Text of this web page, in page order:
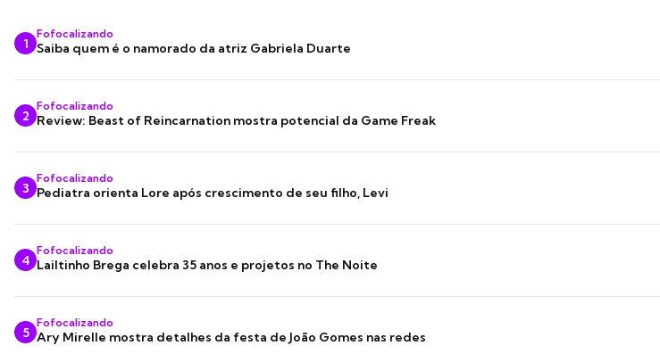
1
Fofocalizando
Saiba quem é o namorado da atriz Gabriela Duarte
2
Fofocalizando
Review: Beast of Reincarnation mostra potencial da Game Freak
3
Fofocalizando
Pediatra orienta Lore após crescimento de seu filho, Levi
4
Fofocalizando
Lailtinho Brega celebra 35 anos e projetos no The Noite
5
Fofocalizando
Ary Mirelle mostra detalhes da festa de João Gomes nas redes